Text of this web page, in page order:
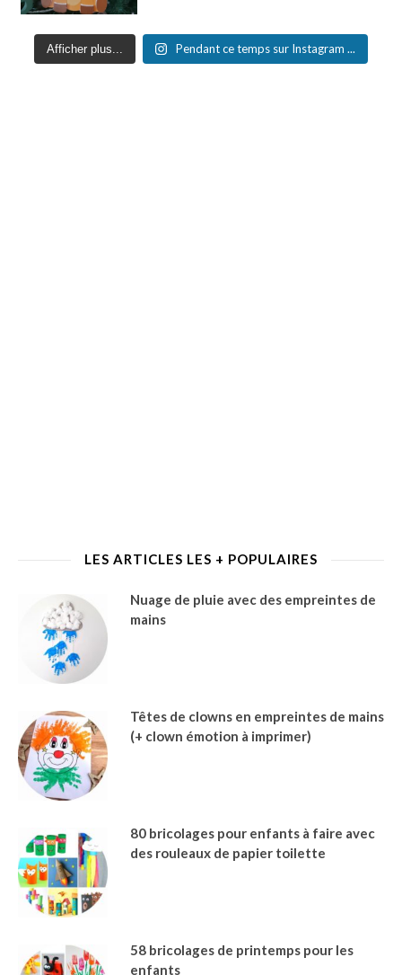
Afficher plus... Pendant ce temps sur Instagram ...
LES ARTICLES LES + POPULAIRES
Nuage de pluie avec des empreintes de
mains
Têtes de clowns en empreintes de mains
(+ clown émotion à imprimer)
80 bricolages pour enfants à faire avec
des rouleaux de papier toilette
58 bricolages de printemps pour les
enfants